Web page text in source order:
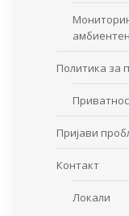
Политика за
Пријави
Контакт
Локали